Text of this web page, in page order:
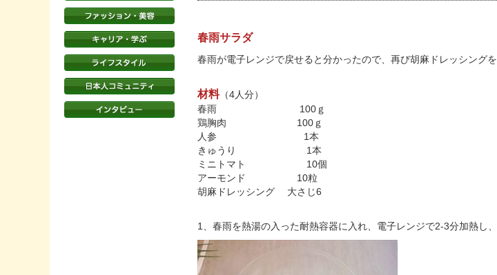
春雨サラダ
春雨が電子レンジで戻せると分かったので、再び胡麻ドレッシング
材料（4人分）
春雨 100ｇ
鶏胸肉 100ｇ
人参 1本
きゅうり 1本
ミニトマト 10個
アーモンド 10粒
胡麻ドレッシング 大さじ6
1、春雨を熱湯の入った耐熱容器に入れ、電子レンジで2-3分加熱し